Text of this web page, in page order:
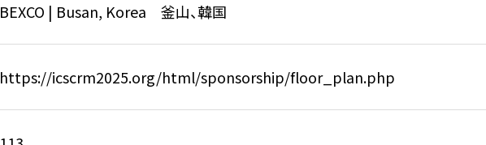
BEXCO | Busan, Korea 釜山、韓国
https://icscrm2025.org/html/sponsorship/floor_plan.php